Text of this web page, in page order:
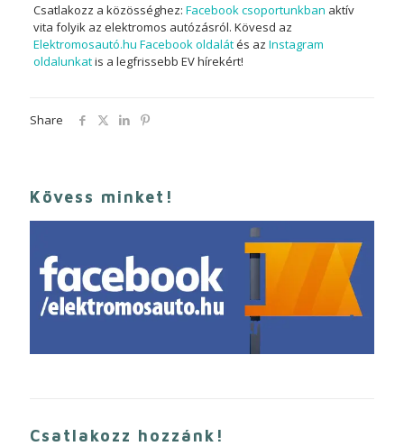
Csatlakozz a közösséghez: Facebook csoportunkban aktív
vita folyik az elektromos autózásról. Kövesd az
Elektromosautó.hu Facebook oldalátés az Instagram
oldalunkatis a legfrissebb EV hírekért!
Share
Kövess minket!
Csatlakozz hozzánk!